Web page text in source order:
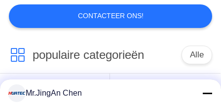
Penetrantonderzoek
19
CONTACTEER ONS!
populaire categorieën Alle
Ultrasone Fout
Mr.JingAn Chen